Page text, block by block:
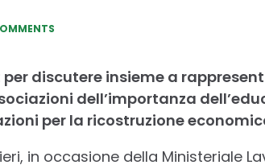
per discutere insieme a
dell’importanza
per la ricostruzione
in occasione della Ministeriale